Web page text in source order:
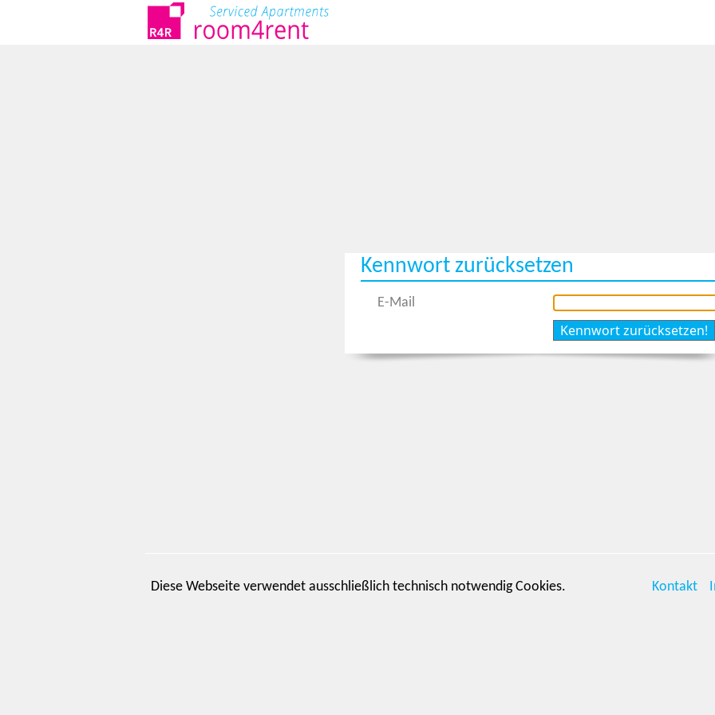
Kennwort zurücksetzen
E-Mail
Diese Webseite verwendet ausschließlich technisch notwendig Cookies. Kontakt